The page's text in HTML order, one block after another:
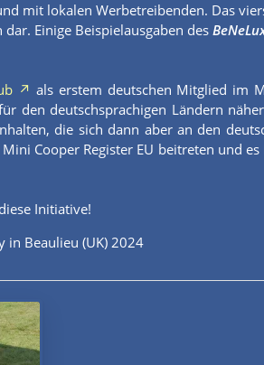
mit lokalen Werbetreibenden. Das
Einige Beispielausgaben des
als erstem deutschen Mitglied im
den deutschsprachigen Ländern
die sich dann aber an den
Cooper Register EU beitreten und
Initiative!
in Beaulieu (UK) 2024